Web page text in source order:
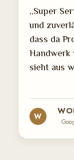
„Super
und
dass da
Handwerk
sieht aus
W
·